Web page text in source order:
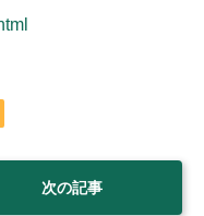
次の記事